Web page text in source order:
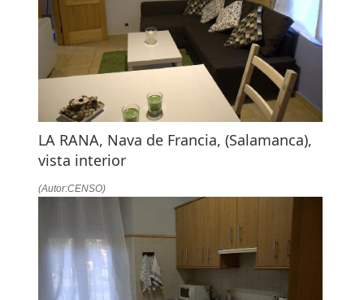
LA RANA, Nava de Francia, (Salamanca),
vista interior
(Autor:CENSO)